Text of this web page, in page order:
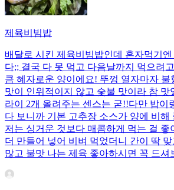
제육비빔밥
배달로 시킨 제육비빔밥인데 혼자먹기엔
다;; 결국 다 못 먹고 다음날까지 먹으려
큼 혜자로운 양이에요! 뚜껑 열자마자 불
맛이 인위적이지 않고 숯불 맛이라 참 맛
라이 2개 올려주는 센스는 굳!! ​다만 밥이
다 보니까 기본 고추장 소스가 양에 비해
저는 싱거운 것보다 매콤하게 먹는 걸 좋
더 만들어 넣어 비벼 먹었더니 간이 딱
많고 불맛 나는 제육 좋아하시면 꼭 드셔